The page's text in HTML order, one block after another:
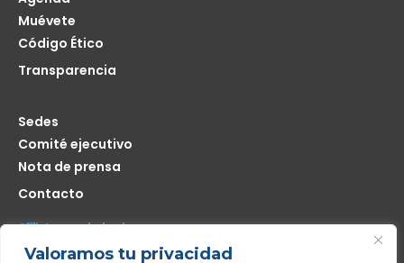
Valoramos tu privacidad
Muévete
Código Ético
Transparencia
Sedes
Comité ejecutivo
Nota de prensa
Contacto
Afíliate seas de donde seas